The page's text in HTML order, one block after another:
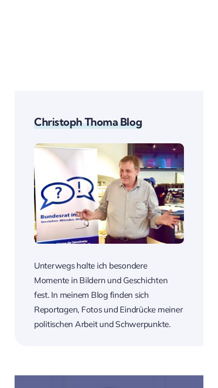
Christoph Thoma Blog
Unterwegs halte ich besondere
Momente in Bildern und Geschichten
fest. In meinem Blog finden sich
Reportagen, Fotos und Eindrücke meiner
politischen Arbeit und Schwerpunkte.